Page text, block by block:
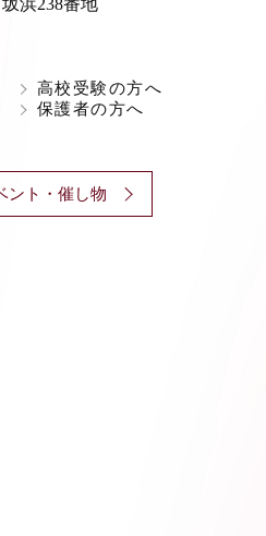
浜238番地
高校受験の方へ
保護者の方へ
ント・催し物